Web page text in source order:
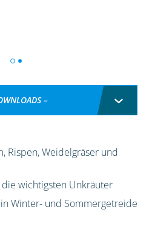
–
Rispen, Weidelgräser und
wichtigsten Unkräuter
Winter- und Sommergetreide